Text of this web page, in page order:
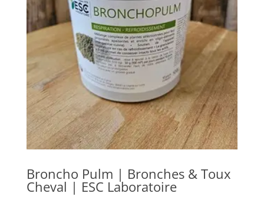
Broncho Pulm | Bronches & Toux
Cheval | ESC Laboratoire